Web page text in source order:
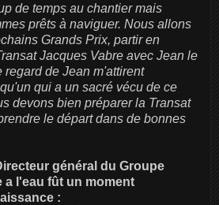
de temps au chantier mais
prêts à naviguer. Nous allons
Grands Prix, partir en
Jacques Vabre avec Jean le
regard de Jean m'attirent
qui a un sacré vécu de ce
devons bien préparer la Transat
le départ dans de bonnes
général du Groupe
a l'eau fût un moment
: